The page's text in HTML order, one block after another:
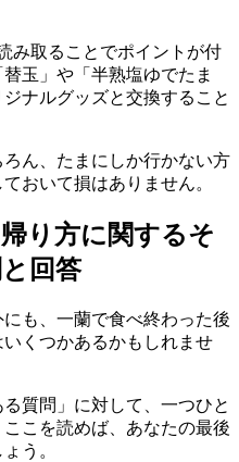
み取ることでポイントが付
玉」や「半熟塩ゆでたま
ナルグッズと交換すること
ん、たまにしか行かない方
おいて損はありません。
り方に関するそ
回答
も、一蘭で食べ終わった後
くつかあるかもしれませ
質問」に対して、一つひと
こを読めば、あなたの最後
う。